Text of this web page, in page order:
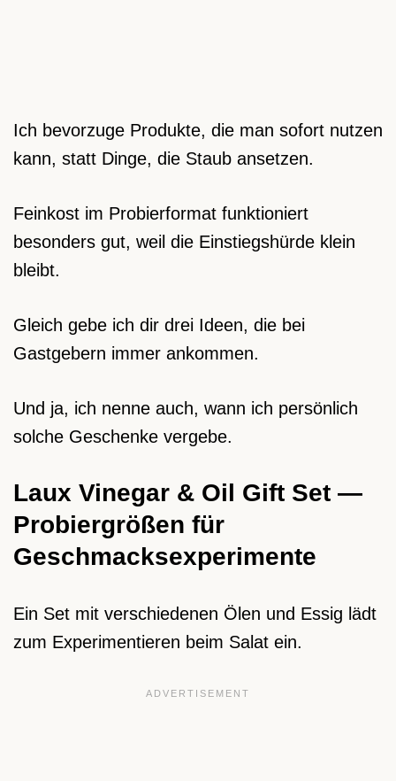
Ich bevorzuge Produkte, die man sofort nutzen
kann, statt Dinge, die Staub ansetzen.
Feinkost im Probierformat funktioniert
besonders gut, weil die Einstiegshürde klein
bleibt.
Gleich gebe ich dir drei Ideen, die bei
Gastgebern immer ankommen.
Und ja, ich nenne auch, wann ich persönlich
solche Geschenke vergebe.
Laux Vinegar & Oil Gift Set —
Probiergrößen für
Geschmacksexperimente
Ein Set mit verschiedenen Ölen und Essig lädt
zum Experimentieren beim Salat ein.